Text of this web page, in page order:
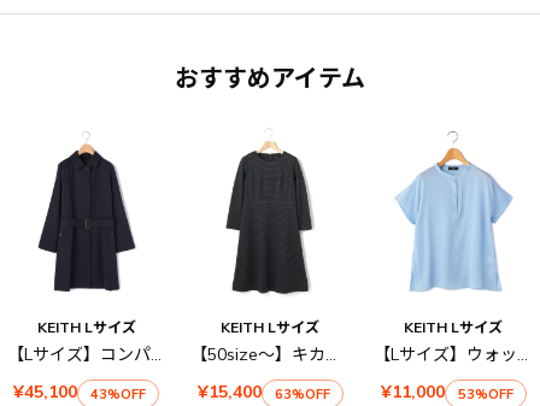
おすすめアイテム
KEITH Lサイズ
【Lサイズ】コンパクトギャバコート
¥45,100
43%OFF
KEITH Lサイズ
【50size～】キカジャカ－ドワンピース
¥15,400
63%OFF
KEITH Lサイズ
【Lサイズ】ウォッシャブルキュプラブラウス
¥11,000
53%OFF